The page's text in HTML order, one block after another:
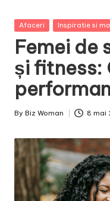
Posted
Afaceri Inspiratie si
Femei de
și fitness:
Posted
By Biz Woman 8 mai